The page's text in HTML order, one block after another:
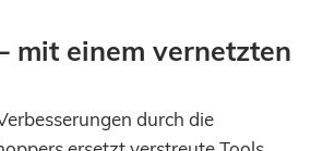
mit einem vernetzten
durch die